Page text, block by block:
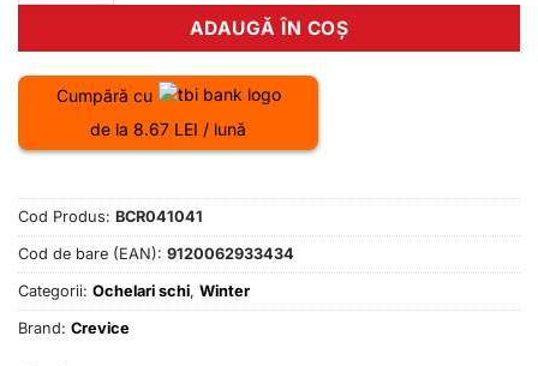
ADAUGĂ ÎN COȘ
Cumpără cu
de la 8.67 LEI / lună
Cod Produs: BCR041041
Cod de bare (EAN): 9120062933434
Categorii: Ochelari schi, Winter
Brand: Crevice